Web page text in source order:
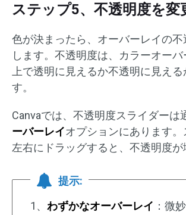
ステップ5、不透明度を変
色が決まったら、オーバーレイの
します。不透明度は、カラーオー
上で透明に見えるか不透明に見え
す。
Canvaでは、不透明度スライダーは
ーバーレイオプションにあります。
左右にドラッグすると、不透明度が
提示:
1、 わずかなオーバーレイ ：微